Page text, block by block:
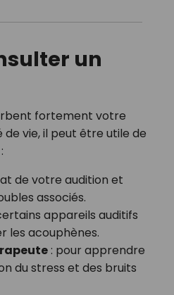
un
fortement votre
vie, il peut être utile de
de votre audition et
associés.
appareils auditifs
les acouphènes.
: pour apprendre
du stress et des bruits